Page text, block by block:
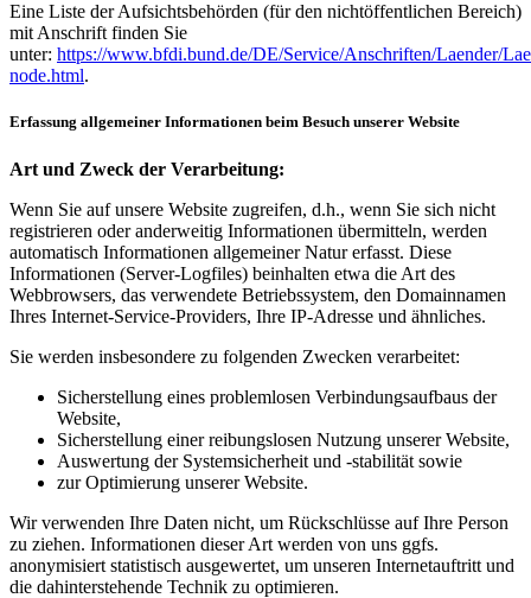
Eine Liste der Aufsichtsbehörden (für den nichtöffentlichen Bereich)
mit Anschrift finden Sie
unter: https://www.bfdi.bund.de/DE/Service/Anschriften/Laender/
node.html.
Erfassung allgemeiner Informationen beim Besuch unserer Website
Art und Zweck der Verarbeitung:
Wenn Sie auf unsere Website zugreifen, d.h., wenn Sie sich nicht
registrieren oder anderweitig Informationen übermitteln, werden
automatisch Informationen allgemeiner Natur erfasst. Diese
Informationen (Server-Logfiles) beinhalten etwa die Art des
Webbrowsers, das verwendete Betriebssystem, den Domainnamen
Ihres Internet-Service-Providers, Ihre IP-Adresse und ähnliches.
Sie werden insbesondere zu folgenden Zwecken verarbeitet:
Sicherstellung eines problemlosen Verbindungsaufbaus der
Website,
Sicherstellung einer reibungslosen Nutzung unserer Website,
Auswertung der Systemsicherheit und -stabilität sowie
zur Optimierung unserer Website.
Wir verwenden Ihre Daten nicht, um Rückschlüsse auf Ihre Person
zu ziehen. Informationen dieser Art werden von uns ggfs.
anonymisiert statistisch ausgewertet, um unseren Internetauftritt und
die dahinterstehende Technik zu optimieren.